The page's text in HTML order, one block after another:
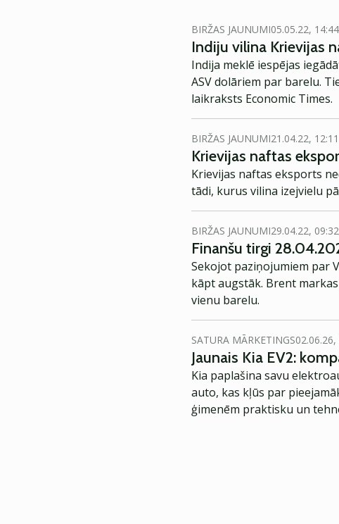
BIRŽAS JAUNUMI05.05.22, 14:44
Indiju vilina Krievijas
Indija meklē iespējas
ASV dolāriem par barelu.
laikraksts Economic Times.
BIRŽAS JAUNUMI21.04.22, 12:11
Krievijas naftas
Krievijas naftas eksports
tādi, kurus vilina izejvielu
BIRŽAS JAUNUMI29.04.22, 09:32
Finanšu tirgi
Sekojot paziņojumiem par
kāpt augstāk. Brent
vienu barelu.
SATURA MĀRKETINGS02.06.26,
Jaunais Kia EV2:
Kia paplašina savu
auto, kas kļūs par
ģimenēm praktisku un